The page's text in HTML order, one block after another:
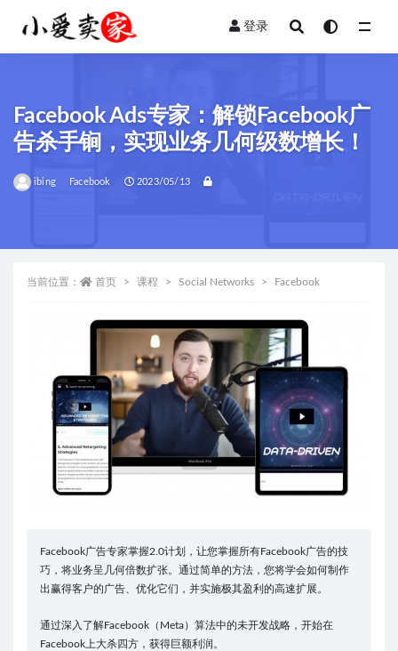
登录
Facebook Ads专家：解锁Facebook广
告杀手锏，实现业务几何级数增长！
ibing Facebook 2023/05/13
当前位置： 首页 课程 Social Networks Facebook
Facebook广告专家掌握2.0计划，让您掌握所有Facebook广告的技
巧，将业务呈几何倍数扩张。通过简单的方法，您将学会如何制作
出赢得客户的广告、优化它们，并实施极其盈利的高速扩展。
通过深入了解Facebook（Meta）算法中的未开发战略，开始在
Facebook上大杀四方，获得巨额利润。